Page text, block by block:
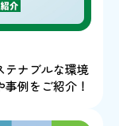
テナブルな環境
例をご紹介！